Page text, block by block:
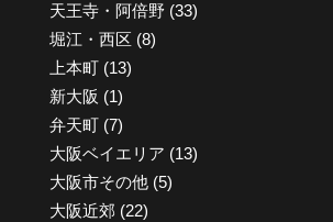
天王寺・阿倍野 (33)
堀江・西区 (8)
上本町 (13)
新大阪 (1)
弁天町 (7)
大阪ベイエリア (13)
大阪市その他 (5)
大阪近郊 (22)